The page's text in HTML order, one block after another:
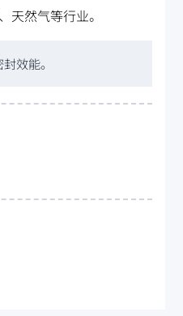
然气等行业。
效能。